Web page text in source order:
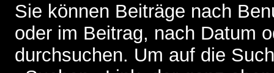
Sie können Beiträge nach
oder im Beitrag, nach Datum
durchsuchen. Um auf die